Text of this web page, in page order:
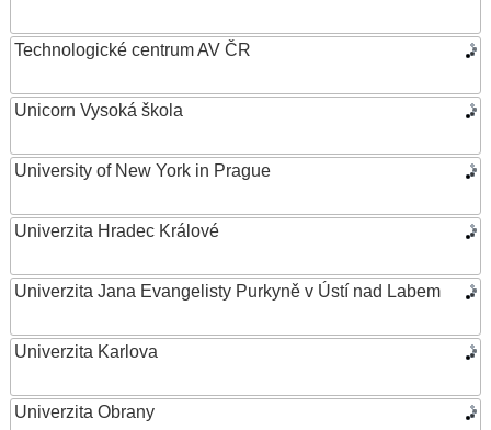
Technologické centrum AV ČR
Unicorn Vysoká škola
University of New York in Prague
Univerzita Hradec Králové
Univerzita Jana Evangelisty Purkyně v Ústí nad Labem
Univerzita Karlova
Univerzita Obrany